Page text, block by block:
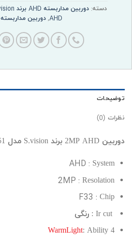
دسته:دوربین مداربسته AHD برند S.vision
AHD
,دوربین مداربسته AHD
توضیحات
نظرات (0)
دوربین 2MP AHD برند S.vision مدل J-8261-H51
AHD : System
2MP :Resolation
F33 :Chip
Ir cut : رنگی
4
WarmLight: Ability